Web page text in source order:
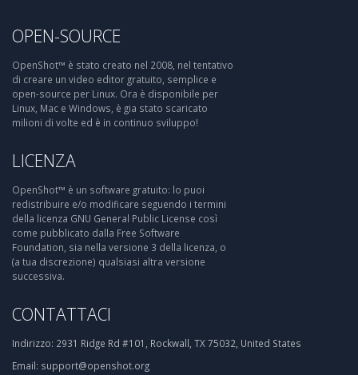
OPEN-SOURCE
OpenShot™ è stato creato nel 2008, nel tentativo
di creare un video editor gratuito, semplice e
open-source per Linux. Ora è disponibile per
Linux, Mac e Windows, è gia stato scaricato
milioni di volte ed è in continuo sviluppo!
LICENZA
OpenShot™ è un software gratuito: lo puoi
redistribuire e/o modificare seguendo i termini
della licenza GNU General Public License così
come pubblicato dalla Free Software
Foundation, sia nella versione 3 della licenza, o
(a tua discrezione) qualsiasi altra versione
successiva.
CONTATTACI
Indirizzo: 2931 Ridge Rd #101, Rockwall, TX 75032, United States
Email: support@openshot.org